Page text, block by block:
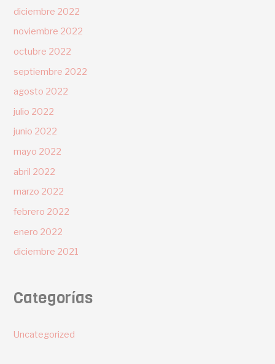
diciembre 2022
noviembre 2022
octubre 2022
septiembre 2022
agosto 2022
julio 2022
junio 2022
mayo 2022
abril 2022
marzo 2022
febrero 2022
enero 2022
diciembre 2021
Categorías
Uncategorized